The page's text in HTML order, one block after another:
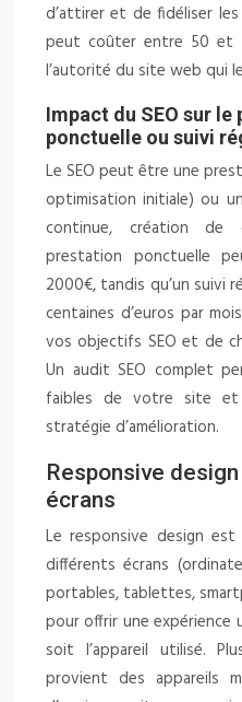
d’attirer et de fidéliser
peut coûter entre 50 et
l’autorité du site web qui
Impact du SEO sur
ponctuelle ou suivi
Le SEO peut être une
optimisation initiale) ou
continue, création de
prestation ponctuelle
2000€, tandis qu’un suivi
centaines d’euros par
vos objectifs SEO et de
Un audit SEO complet
faibles de votre site
stratégie d’amélioration.
Responsive
écrans
Le responsive design
différents écrans
portables, tablettes,
pour offrir une expérience
soit l’appareil utilisé.
provient des appareils